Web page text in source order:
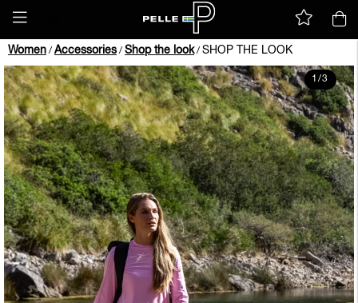
Women / Accessories / Shop the look/ SHOP THE LOOK
1/3